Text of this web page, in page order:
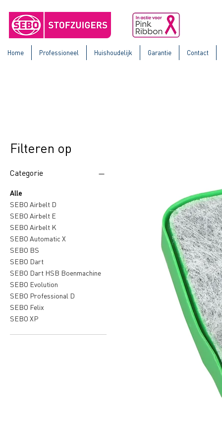
Home Professioneel Huishoudelijk Garantie Contact
Filteren op
Categorie
Alle
SEBO Airbelt D
SEBO Airbelt E
SEBO Airbelt K
SEBO Automatic X
SEBO BS
SEBO Dart
SEBO Dart HSB Boenmachine
SEBO Evolution
SEBO Professional D
SEBO Felix
SEBO XP